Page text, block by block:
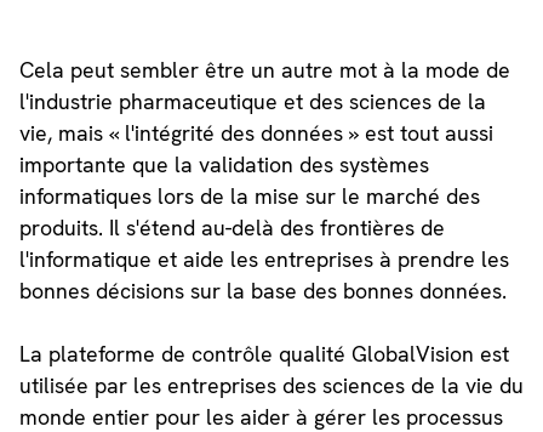
Cela peut sembler être un autre mot à la mode de
l'industrie pharmaceutique et des sciences de la
vie, mais « l'intégrité des données » est tout aussi
importante que la validation des systèmes
informatiques lors de la mise sur le marché des
produits. Il s'étend au-delà des frontières de
l'informatique et aide les entreprises à prendre les
bonnes décisions sur la base des bonnes données.
La plateforme de contrôle qualité GlobalVision est
utilisée par les entreprises des sciences de la vie du
monde entier pour les aider à gérer les processus